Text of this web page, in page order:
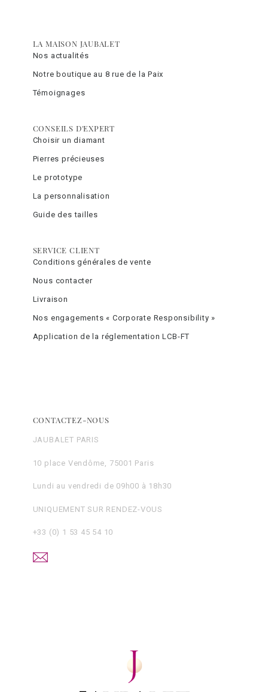
LA MAISON JAUBALET
Nos actualités
Notre boutique au 8 rue de la Paix
Témoignages
CONSEILS D'EXPERT
Choisir un diamant
Pierres précieuses
Le prototype
La personnalisation
Guide des tailles
SERVICE CLIENT
Conditions générales de vente
Nous contacter
Livraison
Nos engagements « Corporate Responsibility »
Application de la réglementation LCB-FT
CONTACTEZ-NOUS
JAUBALET PARIS
10 place Vendôme, 75001 Paris
Lundi au vendredi de 09h00 à 18h30
UNIQUEMENT SUR RENDEZ-VOUS
+33 (0) 1 53 45 54 10